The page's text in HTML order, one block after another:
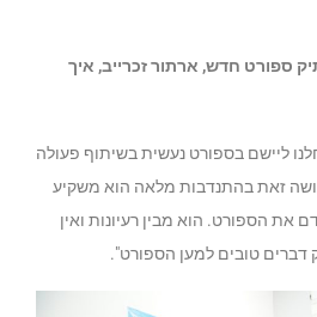
ספורט חדש, ארתור זכרייב, איך
ליישם בספורט נעשית בשיתוף פעולה
זאת בהתנדבות מלאה הוא משקיע
את הספורט. הוא מבין רעיונות ואין
טובים למען הספורט".